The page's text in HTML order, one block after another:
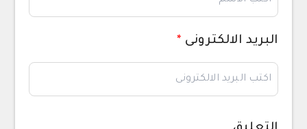
البريد الالكترونى *